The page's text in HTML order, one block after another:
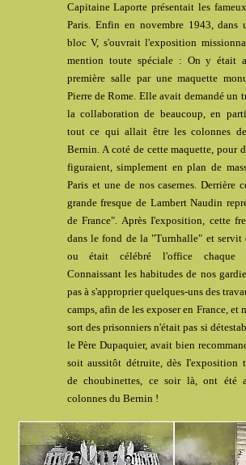
Capitaine Laporte présentait les
Paris. Enfin en novembre 1943, dans
bloc V, s'ouvrait l'exposition
mention toute spéciale : On y était
première salle par une maquette
Pierre de Rome. Elle avait demandé un
la collaboration de beaucoup, en
tout ce qui allait être les colonnes
Bernin. A coté de cette maquette, pour
figuraient, simplement en plan de
Paris et une de nos casernes. Derrière
grande fresque de Lambert Naudin
de France". Après I'exposition, cette
dans le fond de la "Turnhalle" et servit
ou était célébré l'office chaque
Connaissant les habitudes de nos
pas à s'approprier quelques-uns des
camps, afin de les exposer en France, et
sort des prisonniers n'était pas si
le Père Dupaquier, avait bien
soit aussitôt détruite, dès I'exposition
de choubinettes, ce soir là, ont été
colonnes du Bernin !